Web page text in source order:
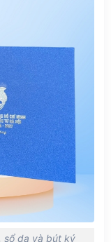
sổ da và bút ký